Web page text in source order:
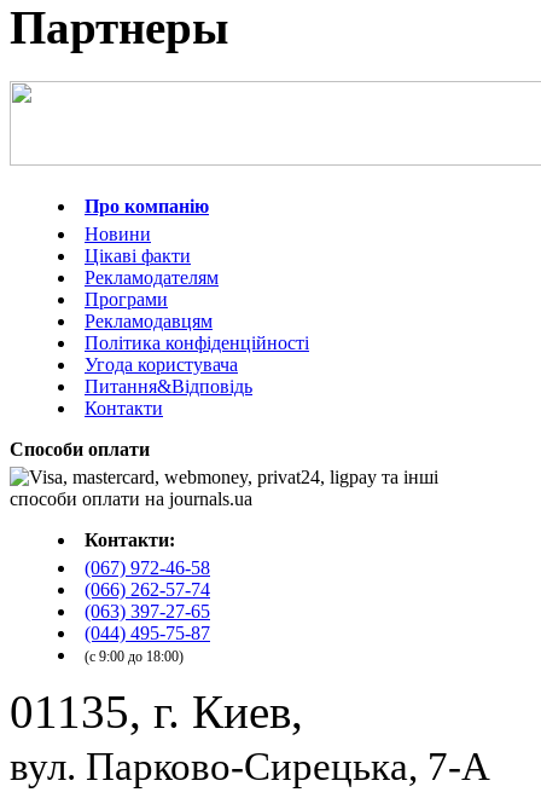
Партнеры
Про компанію
Новини
Цікаві факти
Рекламодателям
Програми
Рекламодавцям
Політика конфіденційності
Угода користувача
Питання&Відповідь
Контакти
Способи оплати
Контакти:
(067) 972-46-58
(066) 262-57-74
(063) 397-27-65
(044) 495-75-87
(с 9:00 до 18:00)
01135, г. Киев,
вул. Парково-Сирецька, 7-А